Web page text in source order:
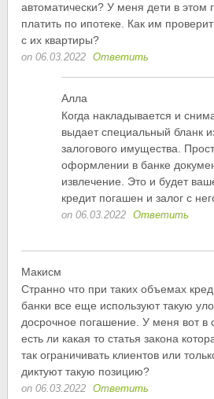
автоматически? У меня дети в этом
платить по ипотеке. Как им
с их квартиры?
on 06.03.2022 Ответить
Алла
Когда накладывается и
выдает специальный бланк
залогового имущества.
оформлении в банке
извлечение. Это и будет
кредит погашен и залог с
on 06.03.2022 Ответить
Макисм
Странно что при таких объемах
банки все еще используют такую
досрочное погашение. У меня вот в
есть ли какая то статья закона
так ограничивать клиентов или
диктуют такую позицию?
on 06.03.2022 Ответить